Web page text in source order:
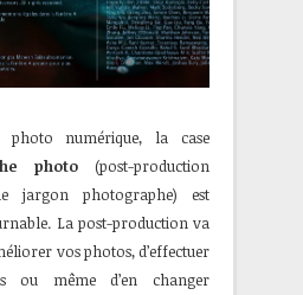
numérique, la case
photo (post-production
jargon photographe) est
La post-production va
vos photos, d’effectuer
ou même d’en changer